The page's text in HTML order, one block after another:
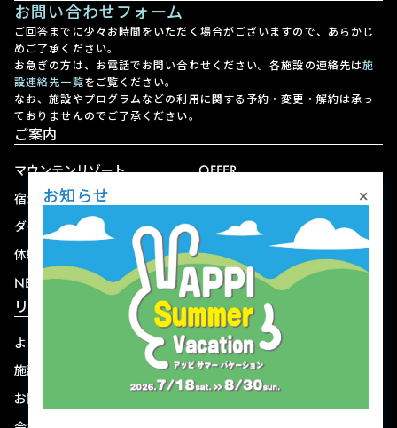
お問い合わせフォーム
ご回答までに少々お時間をいただく場合がございますので、あらかじ
めご了承ください。
お急ぎの方は、お電話でお問い合わせください。各施設の連絡先は施
設連絡先一覧をご覧ください。
なお、施設やプログラムなどの利用に関する予約・変更・解約は承っ
ておりませんのでご了承ください。
ご案内
マウンテンリゾート
宿泊
ダイニング
体験
NEWS
OFFER
ショップ
リゾート情報
よくある質問
施設連絡先一覧
お問い合わせ
関連施設
資料ダウンロード
お知らせ ×